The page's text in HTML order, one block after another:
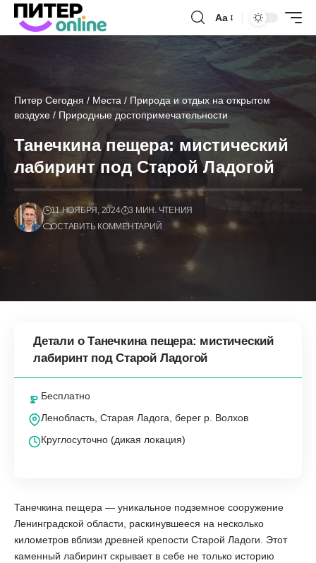
Аа
Питер Сегодня / Места / Природа и отдых на открытом
воздухе / Природные достопримечательности
Танечкина пещера: мистический
лабиринт под Старой Ладогой
11 НОЯБРЯ, 2024
3 МИН. ЧТЕНИЯ
ОСТАВИТЬ КОММЕНТАРИЙ
Детали о Танечкина пещера: мистический
лабиринт под Старой Ладогой
Бесплатно
Ленобласть, Старая Ладога, берег р. Волхов
Круглосуточно (дикая локация)
Танечкина пещера — уникальное подземное сооружение
Ленинградской области, раскинувшееся на несколько
километров вблизи древней крепости Старой Ладоги. Этот
каменный лабиринт скрывает в себе не только историю